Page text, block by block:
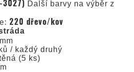
3027) Další barvy na výběr z
220 dřevo/kov
/ každý druhý
(5 ks)